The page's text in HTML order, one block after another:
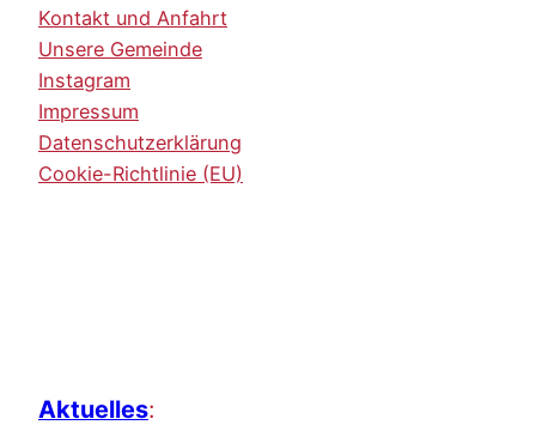
Kontakt und Anfahrt
Unsere Gemeinde
Instagram
Impressum
Datenschutzerklärung
Cookie-Richtlinie (EU)
Aktuelles: